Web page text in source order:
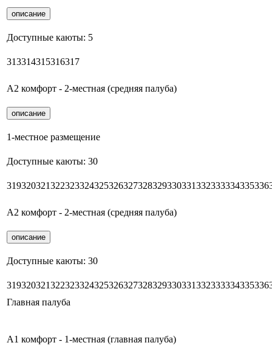
описание
Доступные каюты: 5
313314315316317
А2 комфорт - 2-местная (средняя палуба)
описание
1-местное размещение
Доступные каюты: 30
319320321322323324325326327328329330331332333334335336
А2 комфорт - 2-местная (средняя палуба)
описание
Доступные каюты: 30
319320321322323324325326327328329330331332333334335336
Главная палуба
А1 комфорт - 1-местная (главная палуба)